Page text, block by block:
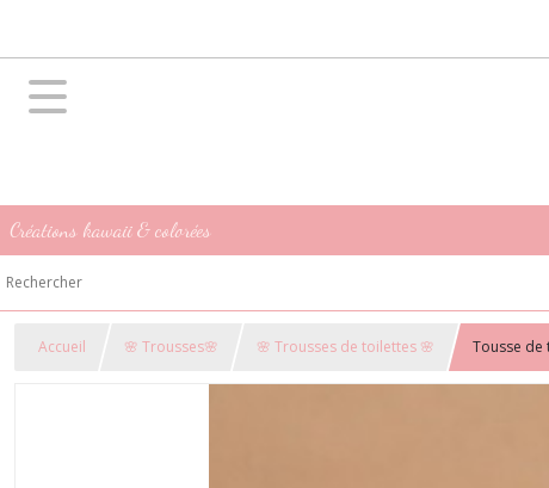
Créations kawaii & colorées
Accueil 🌸 Trousses🌸 🌸 Trousses de toilettes 🌸 Tousse de